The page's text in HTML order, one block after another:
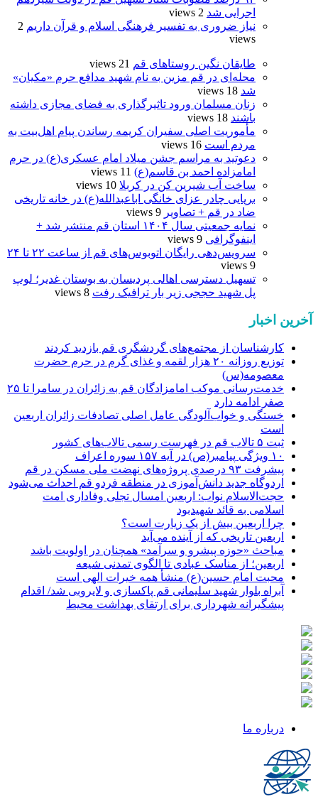
اجرایی شد 2 views
نیاز ضروری به تفسیر فرهنگی اسلام و قرآن داریم 2
views
طایقان نگین روستاهای قم 21 views
محله‌ای در قم مزین به نام شهید مدافع حرم «مکیان»
شد 18 views
زنان مسلمان ورود تاثیرگذاری به فضای مجازی داشته
باشند 18 views
مأموریت اصلی سفیران کریمه رساندن پیام اهل‌بیت به
مردم است 16 views
دعوتید به مراسم جشن میلاد امام عسکری(ع) در حرم
امامزاده احمد بن قاسم(ع) 11 views
ساخت آب شیرین کن در کربلا 10 views
برپایی چادر عزای خانگی اباعبدالله(ع) در خانه تاریخی
ضاد در قم + تصاویر 9 views
نمایه جمعیتی سال ۱۴۰۴ استان قم منتشر شد +
اینفوگرافی 9 views
سرویس‌دهی رایگان اتوبوس‌های قم از ساعت ۲۲ تا ۲۴
9 views
تسهیل دسترسی اهالی پردیسان به بوستان غدیر؛ لوپ
پل شهید حججی زیر بار ترافیک رفت 8 views
آخرین اخبار
کارشناسان از مجتمع‌های گردشگری قم بازدید کردند
توزیع روزانه ۲۰ هزار لقمه و غذای گرم در حرم حضرت
معصومه(س)
خدمت‌رسانی موکب امامزادگان قم به زائران در سامرا تا ۲۵
صفر ادامه دارد
خستگی و خواب‌آلودگی عامل اصلی تصادفات زائران اربعین
است
ثبت ۵ تالاب قم در فهرست رسمی تالاب‌های کشور
۱۰ ویژگی پیامبر(ص) در آیه ۱۵۷ سوره اعراف
پیشرفت ۹۳ درصدی پروژه‌های نهضت ملی مسکن در قم
اردوگاه جدید دانش‌آموزی در منطقه فردو قم احداث می‌شود
حجت‌الاسلام نواب: اربعین امسال تجلی وفاداری امت
اسلامی به قائد شهیدبود
چرا اربعین بیش از یک زیارت است؟
اربعین تاریخی که از آینده می‌آید
مباحث «حوزه پیشرو و سرآمد» همچنان در اولویت باشد
اربعین؛ از مناسک عبادی تا الگوی تمدنی شیعه
محبت امام حسین(ع) منشأ همه خیرات الهی است
آبراه بلوار شهید سلیمانی قم پاکسازی و لایروبی شد/ اقدام
پیشگیرانه شهرداری برای ارتقای بهداشت محیط
درباره ما